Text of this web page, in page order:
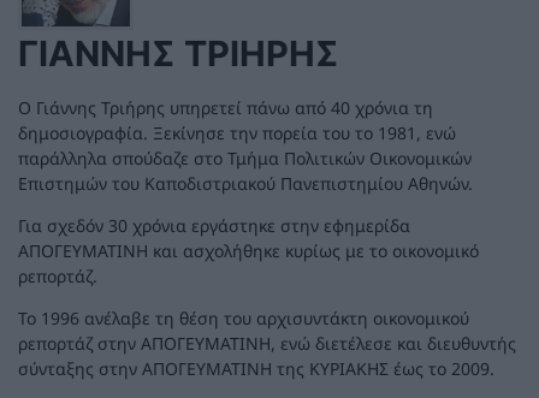
ΓΙΆΝΝΗΣ ΤΡΙΉΡΗΣ
Ο Γιάννης Τριήρης υπηρετεί πάνω από 40 χρόνια τη
δημοσιογραφία. Ξεκίνησε την πορεία του το 1981, ενώ
παράλληλα σπούδαζε στο Τμήμα Πολιτικών Οικονομικών
Επιστημών του Καποδιστριακού Πανεπιστημίου Αθηνών.
Για σχεδόν 30 χρόνια εργάστηκε στην εφημερίδα
ΑΠΟΓΕΥΜΑΤΙΝΗ και ασχολήθηκε κυρίως με το οικονομικό
ρεπορτάζ.
Το 1996 ανέλαβε τη θέση του αρχισυντάκτη οικονομικού
ρεπορτάζ στην ΑΠΟΓΕΥΜΑΤΙΝΗ, ενώ διετέλεσε και διευθυντής
σύνταξης στην ΑΠΟΓΕΥΜΑΤΙΝΗ της ΚΥΡΙΑΚΗΣ έως το 2009.